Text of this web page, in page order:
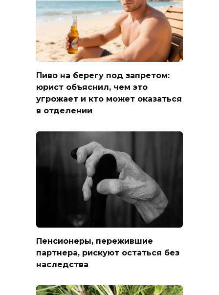
Пиво на берегу под запретом:
юрист объяснил, чем это
угрожает и кто может оказаться
в отделении
Пенсионеры, пережившие
партнера, рискуют остаться без
наследства